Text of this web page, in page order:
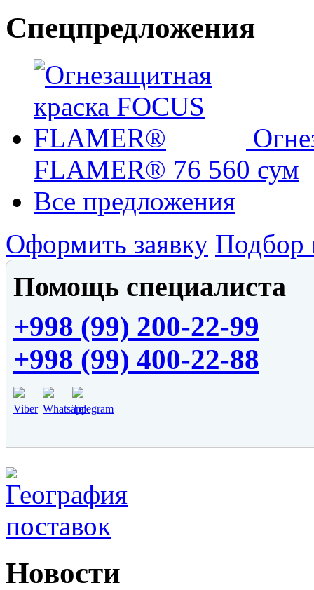
Спецпредложения
FLAMER® 76 560 сум
Все предложения
Оформить заявку Подбор
Помощь специалиста
+998 (99) 200-22-99
+998 (99) 400-22-88
Новости